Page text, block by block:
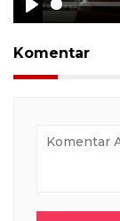
Play
Komentar